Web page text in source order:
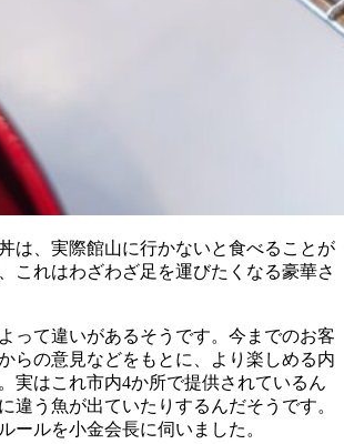
は、実際館山に行かないと食べることが
これはわざわざ足を運びたくなる豪華さ
って違いがあるそうです。今までのお客
らの意見などをもとに、より楽しめる内
実はこれ市内4か所で提供されているん
違う魚が出ていたりするんだそうです。
ールを小金会長に伺いました。